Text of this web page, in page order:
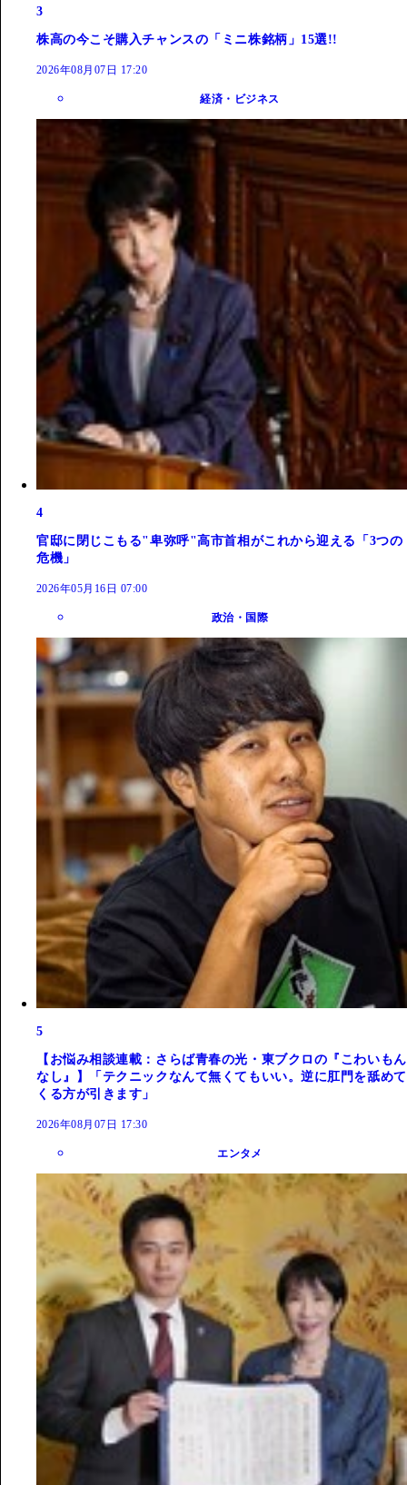
3
株高の今こそ購入チャンスの「ミニ株銘柄」15選!!
2026年08月07日 17:20
経済・ビジネス
4
官邸に閉じこもる"卑弥呼"高市首相がこれから迎える「3つの
危機」
2026年05月16日 07:00
政治・国際
5
【お悩み相談連載：さらば青春の光・東ブクロの『こわいもん
なし』】「テクニックなんて無くてもいい。逆に肛門を舐めて
くる方が引きます」
2026年08月07日 17:30
エンタメ